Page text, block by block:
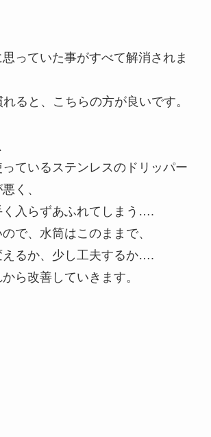
っていた事がすべて解消されま
ると、こちらの方が良いです。
ているステンレスのドリッパー
く、
く入らずあふれてしまう….
で、水筒はこのままで、
えるか、少し工夫するか….
ら改善していきます。